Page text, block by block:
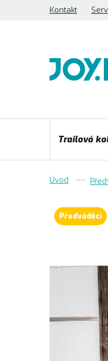
Kontakt
Trailová
Předváděcí